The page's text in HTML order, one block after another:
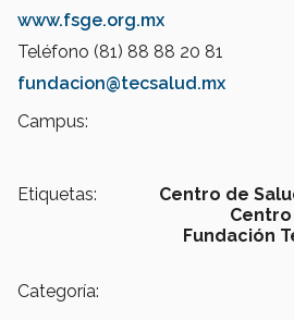
www.fsge.org.mx
Teléfono (81) 88 88 20 81
fundacion@tecsalud.mx
Campus:
Etiquetas:
Centro de
Fundación
Categoría: